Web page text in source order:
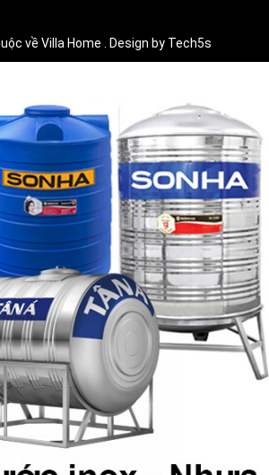
về Villa Home . Design by Tech5s